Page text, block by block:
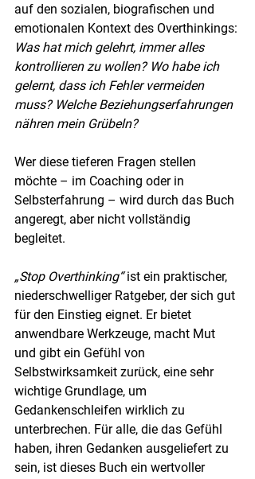
auf den sozialen, biografischen und
emotionalen Kontext des Overthinkings:
Was hat mich gelehrt, immer alles
kontrollieren zu wollen? Wo habe ich
gelernt, dass ich Fehler vermeiden
muss? Welche Beziehungserfahrungen
nähren mein Grübeln?
Wer diese tieferen Fragen stellen
möchte – im Coaching oder in
Selbsterfahrung – wird durch das Buch
angeregt, aber nicht vollständig
begleitet.
„Stop Overthinking“ ist ein praktischer,
niederschwelliger Ratgeber, der sich gut
für den Einstieg eignet. Er bietet
anwendbare Werkzeuge, macht Mut
und gibt ein Gefühl von
Selbstwirksamkeit zurück, eine sehr
wichtige Grundlage, um
Gedankenschleifen wirklich zu
unterbrechen. Für alle, die das Gefühl
haben, ihren Gedanken ausgeliefert zu
sein, ist dieses Buch ein wertvoller